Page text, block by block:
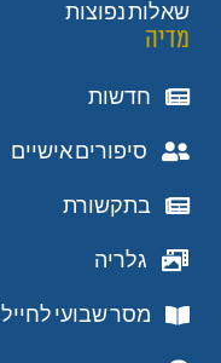
שאלות נפוצות
מדיה
חדשות
סיפורים אישיים
בתקשורת
גלריה
מסר שבועי לחייל